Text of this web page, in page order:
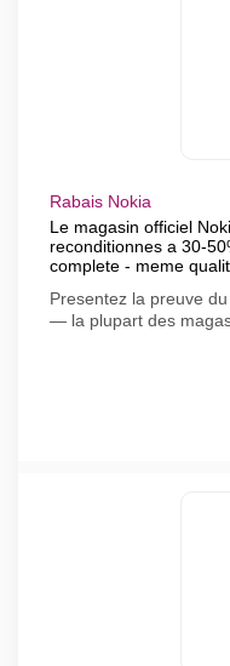
Rabais Nokia
Le magasin officiel
reconditionnes a 30-
complete - meme
Presentez la preuve
— la plupart des